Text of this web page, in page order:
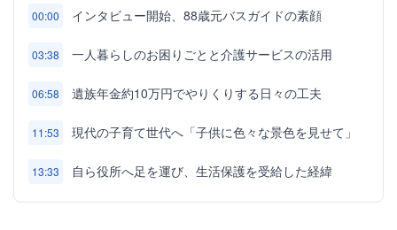
00:00 インタビュー開始、88歳元バスガイドの素顔
03:38 一人暮らしのお困りごとと介護サービスの活用
06:58 遺族年金約10万円でやりくりする日々の工夫
11:53 現代の子育て世代へ「子供に色々な景色を見せて」
13:33 自ら役所へ足を運び、生活保護を受給した経緯